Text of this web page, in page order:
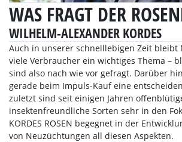
WAS FRAGT DER
WILHELM-ALEXANDER KORDES
Auch in unserer schnelllebigen Zeit bleibt
viele Verbraucher ein wichtiges Thema –
sind also nach wie vor gefragt. Darüber
gerade beim Impuls-Kauf eine
zuletzt sind seit einigen Jahren
insektenfreundliche Sorten sehr in den
KORDES ROSEN begegnet in der
von Neuzüchtungen all diesen Aspekten.